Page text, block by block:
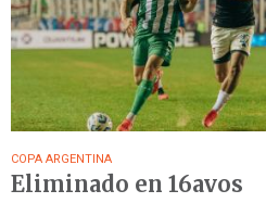
COPA ARGENTINA
Eliminado en 16avos